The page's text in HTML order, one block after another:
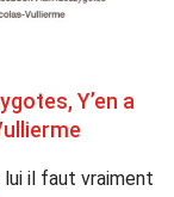
Y’en a
il faut vraiment